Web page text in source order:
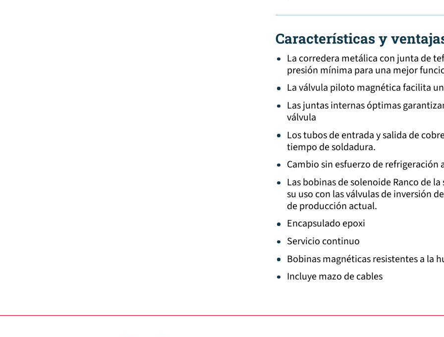
Características y
La corredera metálica con junta de
presión mínima para una mejor
La válvula piloto magnética facilita
Las juntas internas óptimas
válvula
Los tubos de entrada y salida de
tiempo de soldadura.
Cambio sin esfuerzo de refrigeración
Las bobinas de solenoide Ranco de
su uso con las válvulas de inversión de
de producción actual.
Encapsulado epoxi
Servicio continuo
Bobinas magnéticas resistentes a la
Incluye mazo de cables